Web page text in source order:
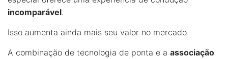
incomparável.
Isso aumenta ainda mais seu valor no mercado.
A combinação de tecnologia de ponta e a associação